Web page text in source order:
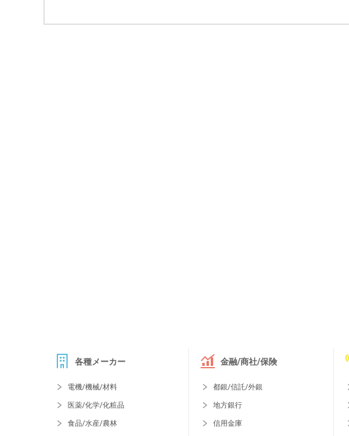
各種メーカー
電機/機械/材料
医薬/化学/化粧品
食品/水産/農林
金融/商社/保険
都銀/信託/外銀
地方銀行
信用金庫